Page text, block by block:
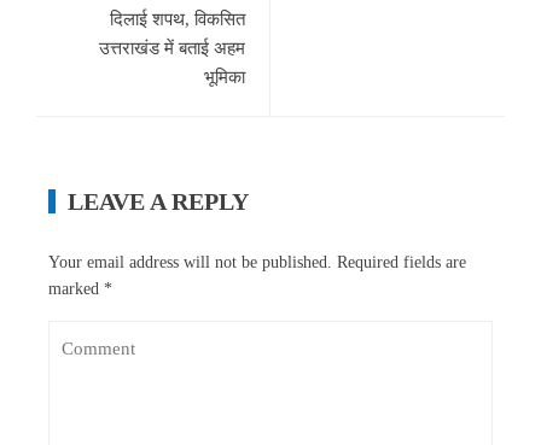
दिलाई शपथ, विकसित
उत्तराखंड में बताई अहम
भूमिका
LEAVE A REPLY
Your email address will not be published. Required fields are
marked *